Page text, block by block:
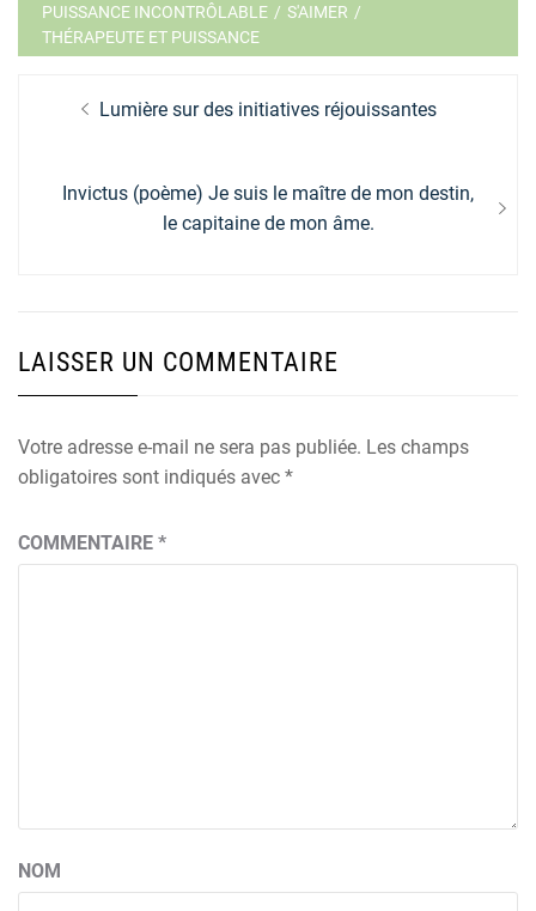
PUISSANCE INCONTRÔLABLE / S'AIMER /
THÉRAPEUTE ET PUISSANCE
Navigation
Previous
Lumière sur des initiatives réjouissantes
Next
Invictus (poème) Je suis le maître de mon destin,
le capitaine de mon âme.
LAISSER UN COMMENTAIRE
Votre adresse e-mail ne sera pas publiée. Les champs
obligatoires sont indiqués avec *
COMMENTAIRE *
NOM